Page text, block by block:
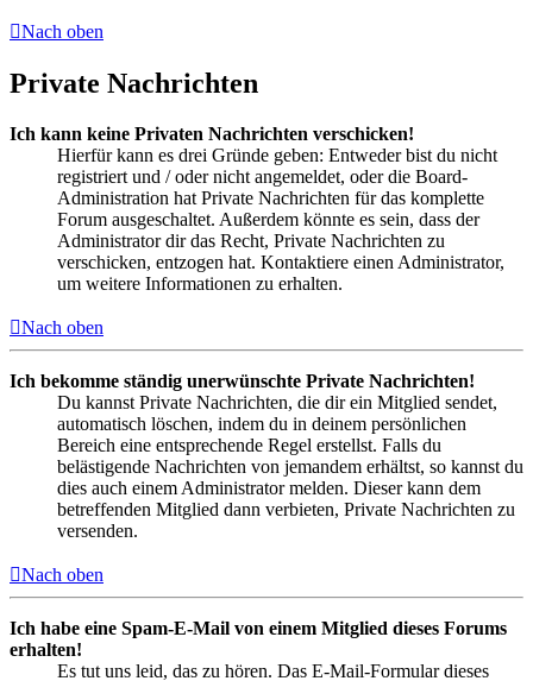
Nach oben
Private Nachrichten
Ich kann keine Privaten Nachrichten verschicken!
Hierfür kann es drei Gründe geben: Entweder bist du nicht
registriert und / oder nicht angemeldet, oder die Board-
Administration hat Private Nachrichten für das komplette
Forum ausgeschaltet. Außerdem könnte es sein, dass der
Administrator dir das Recht, Private Nachrichten zu
verschicken, entzogen hat. Kontaktiere einen Administrator,
um weitere Informationen zu erhalten.
Nach oben
Ich bekomme ständig unerwünschte Private Nachrichten!
Du kannst Private Nachrichten, die dir ein Mitglied sendet,
automatisch löschen, indem du in deinem persönlichen
Bereich eine entsprechende Regel erstellst. Falls du
belästigende Nachrichten von jemandem erhältst, so kannst du
dies auch einem Administrator melden. Dieser kann dem
betreffenden Mitglied dann verbieten, Private Nachrichten zu
versenden.
Nach oben
Ich habe eine Spam-E-Mail von einem Mitglied dieses Forums
erhalten!
Es tut uns leid, das zu hören. Das E-Mail-Formular dieses